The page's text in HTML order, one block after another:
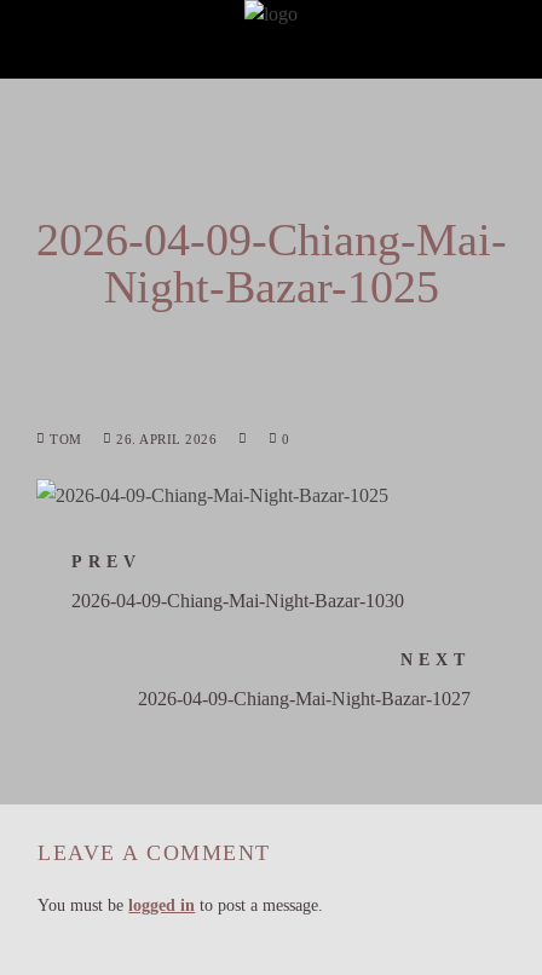
2026-04-09-Chiang-Mai-
Night-Bazar-1025
TOM 26. APRIL 2026 0
PREV
2026-04-09-Chiang-Mai-Night-Bazar-1030
NEXT
2026-04-09-Chiang-Mai-Night-Bazar-1027
LEAVE A COMMENT
You must belogged in to post a message.